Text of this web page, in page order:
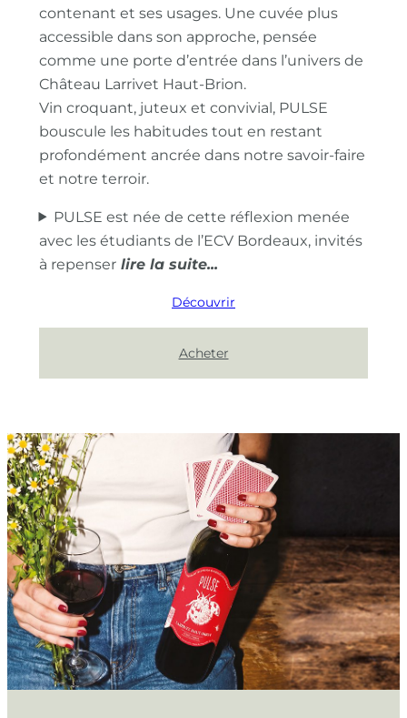
contenant et ses usages. Une cuvée plus
accessible dans son approche, pensée
comme une porte d’entrée dans l’univers de
Château Larrivet Haut-Brion.
Vin croquant, juteux et convivial, PULSE
bouscule les habitudes tout en restant
profondément ancrée dans notre savoir-faire
et notre terroir.
PULSE est née de cette réflexion menée
avec les étudiants de l’ECV Bordeaux, invités
à repenser
Découvrir
Acheter